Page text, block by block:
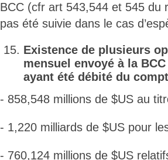
BCC (cfr art 543,544 et 545 du
pas été suivie dans le cas
Existence de plusieurs
mensuel envoyé à la
ayant été débité du
- 858,548 millions de $US au
- 1,220 milliards de $US pour
- 760,124 millions de $US